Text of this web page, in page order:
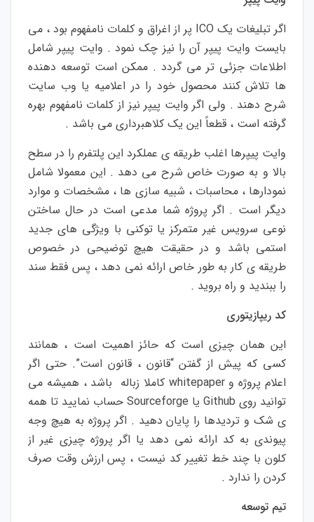
اگر تبلیغات یک ICO پر از اغراق و کلمات نامفهوم بود ، می
بایست وایت پیپر آن را نیز چک نمود . وایت پیپر شامل
اطلاعات جزئی تر می گردد . ممکن است توسعه دهنده
ها تلاش کنند محصول خود را در اعلامیه یا وب سایت
شرح دهند . ولی اگر وایت پیپر نیز از کلمات نامفهوم بهره
گرفته است ، قطعاً این یک کلاهبرداری می باشد .
وایت پیپرها اغلب طریقه ی عملکرد این پلتفرم را در سطح
بالا و به صورت خاص شرح می دهد . این معمولا شامل
نمودارها ، محاسبات ، شبیه سازی ها ، مشخصات و موارد
دیگر است . اگر پروژه شما مدعی است در حال ساختن
نوعی سرویس غیر متمرکز یا توکنی با ویژگی های جدید
استمی باشد و در حقیقت هیچ توضیحی در خصوص
طریقه ی کار به طور خاص ارائه نمی دهد ، پس فقط سند
را ببندید و راه بروید .
کد ریپازیتوری
این همان چیزی است که حائز اهمیت است ، همانند
کسی که پیش از گفتن “قانون ، قانون است”. حتی اگر
اعلام پروژه و whitepaper کاملا زباله باشد ، همیشه می
توانید روی Github یا Sourceforge حساب نمایید تا همه
ی شک و تردیدها را پایان دهید . اگر پروژه به هیچ وجه
پیوندی به کد ارائه نمی دهد یا اگر پروژه چیزی غیر از
کلون با چند خط تغییر کد نیست ، پس ارزش وقت صرف
کردن را ندارد .
تیم توسعه